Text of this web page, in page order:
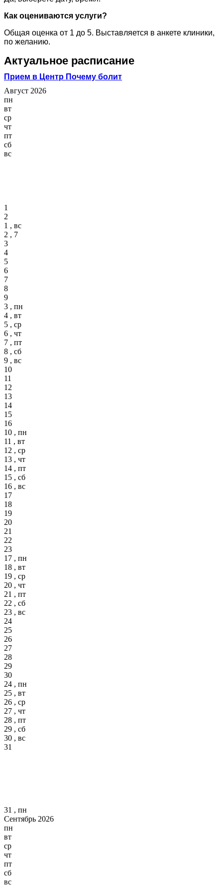
Как оцениваются услуги?
Общая оценка от 1 до 5. Выставляется в анкете клиники,
по желанию.
Актуальное расписание
Прием в Центр Почему болит
Август 2026
пн
вт
ср
чт
пт
сб
вс
1
2
1 , вс
2 , 7
3
4
5
6
7
8
9
3 , пн
4 , вт
5 , ср
6 , чт
7 , пт
8 , сб
9 , вс
10
11
12
13
14
15
16
10 , пн
11 , вт
12 , ср
13 , чт
14 , пт
15 , сб
16 , вс
17
18
19
20
21
22
23
17 , пн
18 , вт
19 , ср
20 , чт
21 , пт
22 , сб
23 , вс
24
25
26
27
28
29
30
24 , пн
25 , вт
26 , ср
27 , чт
28 , пт
29 , сб
30 , вс
31
31 , пн
Сентябрь 2026
пн
вт
ср
чт
пт
сб
вс